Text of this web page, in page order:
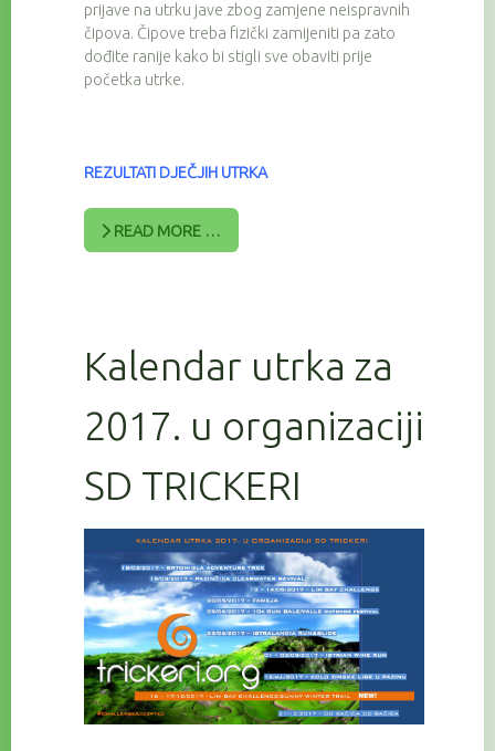
prijave na utrku jave zbog zamjene neispravnih
čipova. Čipove treba fizički zamijeniti pa zato
dođite ranije kako bi stigli sve obaviti prije
početka utrke.
REZULTATI DJEČJIH UTRKA
READ MORE …
Kalendar utrka za
2017. u organizaciji
SD TRICKERI